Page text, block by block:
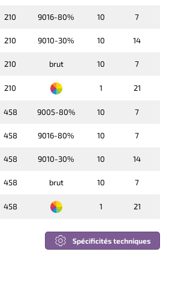
210 9016-80% 10 7
210 9010-30% 10 14
210 brut 10 7
210 1 21
458 9005-80% 10 7
458 9016-80% 10 7
458 9010-30% 10 14
458 brut 10 7
458 1 21
Spécificités techniques